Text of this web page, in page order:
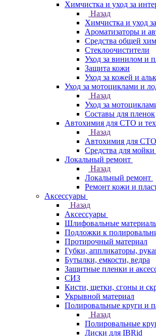
Химчистка и уход за
Назад
Химчистка и уход
Ароматизаторы и
Средства общей
Стеклоочистители
Уход за винилом и
Защита кожи
Уход за кожей и
Уход за мотоциклами и
Назад
Уход за
Составы для пленок
Автохимия для СТО и
Назад
Автохимия для
Средства для
Локальный ремонт
Назад
Локальный ремонт
Ремонт кожи и
Аксессуары
Назад
Аксессуары
Шлифовальные
Подложки к
Протирочный материал
Губки, аппликаторы,
Бутылки, емкости, ведра
Защитные пленки и
СИЗ
Кисти, щетки, сгоны и
Укрывной материал
Полировальные круги и
Назад
Полировальные
Диски для IBRid